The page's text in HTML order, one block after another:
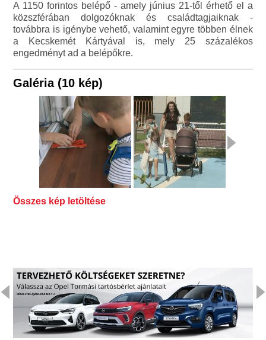
A 1150 forintos belépő - amely június 21-től érhető el a
közszférában dolgozóknak és családtagjaiknak -
továbbra is igénybe vehető, valamint egyre többen élnek
a Kecskemét Kártyával is, mely 25 százalékos
engedményt ad a belépőkre.
Galéria (10 kép)
Összes kép letöltése